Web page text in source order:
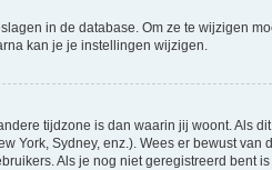
in de database. Om ze te wijzigen
kan je je instellingen wijzigen.
tijdzone is dan waarin jij woont. Als
York, Sydney, enz.). Wees er bewust
Als je nog niet geregistreerd bent is